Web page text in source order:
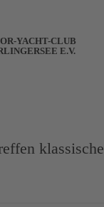
YACHT-CLUB
E.V.